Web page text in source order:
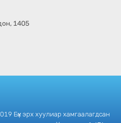
1405
Бүх эрх хуулиар хамгаалагдсан